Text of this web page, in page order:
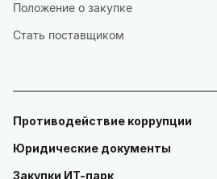
Положение о закупке
Стать поставщиком
Противодействие коррупции
Юридические документы
Закупки ИТ-парк